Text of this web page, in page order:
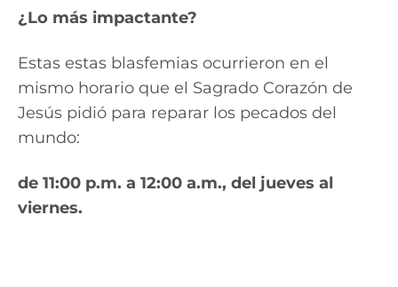
¿Lo más impactante?
Estas estas blasfemias ocurrieron en el
mismo horario que el Sagrado Corazón de
Jesús pidió para reparar los pecados del
mundo:
de 11:00 p.m. a 12:00 a.m., del jueves al
viernes.